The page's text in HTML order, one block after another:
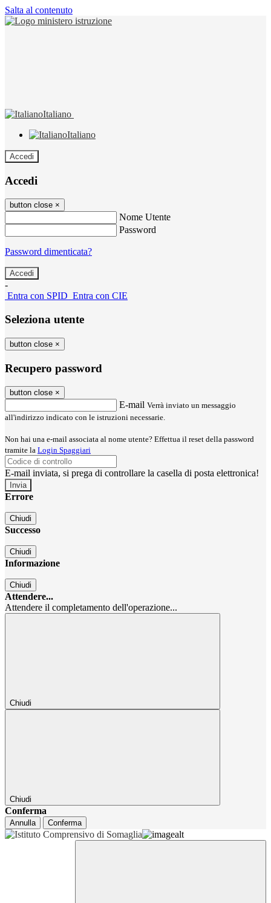
Salta al contenuto
Italiano
Italiano
Accedi
Accedi
button close ×
Nome Utente
Password
Password dimenticata?
-
Entra con SPID Entra con CIE
Seleziona utente
button close ×
Recupero password
button close ×
E-mail Verrà inviato un messaggio
all'indirizzo indicato con le istruzioni necessarie.
Non hai una e-mail associata al nome utente? Effettua il reset della password
tramite la Login Spaggiari
E-mail inviata, si prega di controllare la casella di posta elettronica!
Errore
Chiudi
Successo
Chiudi
Informazione
Chiudi
Attendere...
Attendere il completamento dell'operazione...
Chiudi
Chiudi
Conferma
Annulla Conferma